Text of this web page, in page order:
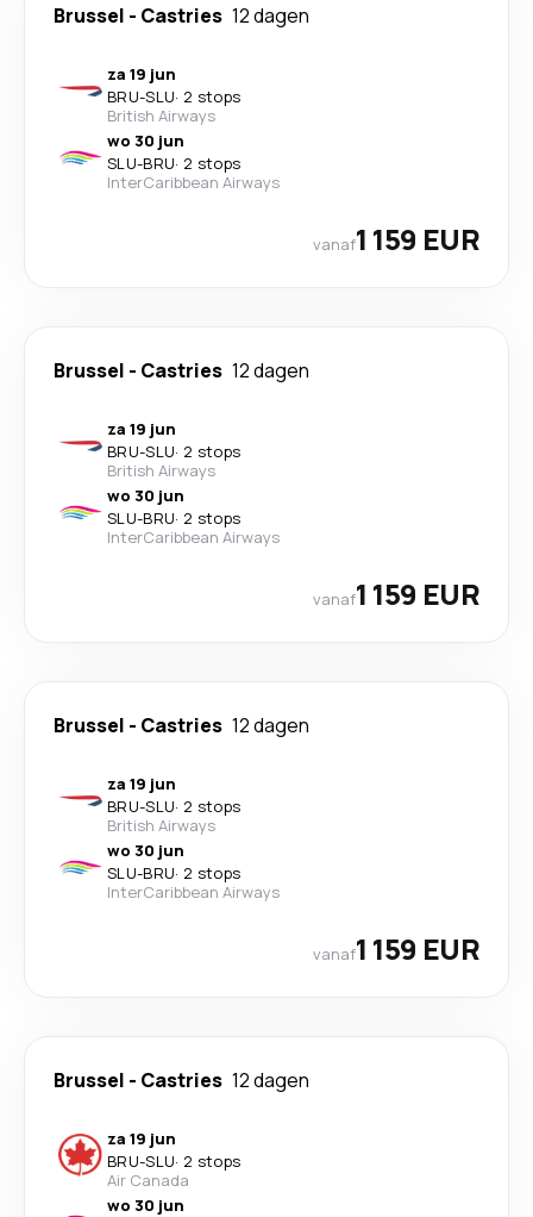
Brussel - Castries 12 dagen
za 19 jun
BRU-SLU· 2 stops
British Airways
wo 30 jun
SLU-BRU· 2 stops
InterCaribbean Airways
vanaf1 159 EUR
Brussel - Castries 12 dagen
za 19 jun
BRU-SLU· 2 stops
British Airways
wo 30 jun
SLU-BRU· 2 stops
InterCaribbean Airways
vanaf1 159 EUR
Brussel - Castries 12 dagen
za 19 jun
BRU-SLU· 2 stops
British Airways
wo 30 jun
SLU-BRU· 2 stops
InterCaribbean Airways
vanaf1 159 EUR
Brussel - Castries 12 dagen
za 19 jun
BRU-SLU· 2 stops
Air Canada
wo 30 jun